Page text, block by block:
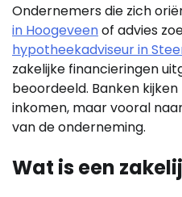
Ondernemers die zich
in Hoogeveenof advies
hypotheekadviseur in
zakelijke financieringen
beoordeeld. Banken
inkomen, maar vooral
van de onderneming.
Wat is een